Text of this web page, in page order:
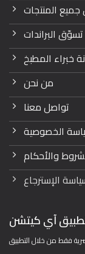
المنتجات
تسوّق البراندات
خبراء المطبخ
من نحن
تواصل معنا
الخصوصية
والأحكام
الإسترجاع
آي كيتشن
فقط من خلال التطبيق